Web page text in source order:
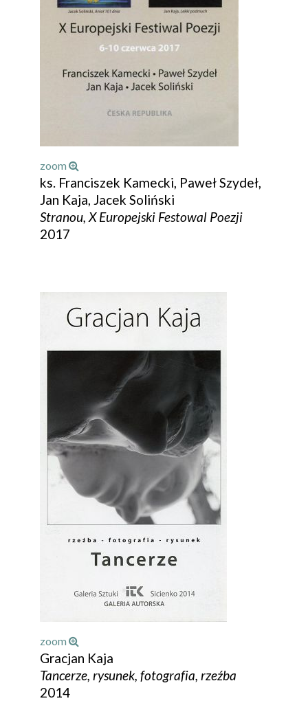
zoom
ks. Franciszek Kamecki, Paweł Szydeł,
Jan Kaja, Jacek Soliński
Stranou, X Europejski Festowal Poezji
2017
zoom
Gracjan Kaja
Tancerze, rysunek, fotografia, rzeźba
2014